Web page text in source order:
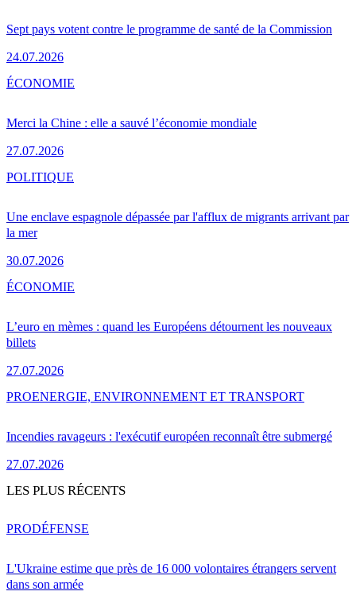
Sept pays votent contre le programme de santé de la Commission
24.07.2026
Merci la Chine : elle a sauvé l’économie mondiale
27.07.2026
ÉCONOMIE
Une enclave espagnole dépassée par l'afflux de migrants arrivant par
la mer
30.07.2026
POLITIQUE
L’euro en mèmes : quand les Européens détournent les nouveaux
billets
27.07.2026
ÉCONOMIE
Incendies ravageurs : l'exécutif européen reconnaît être submergé
27.07.2026
PROENERGIE, ENVIRONNEMENT ET TRANSPORT
LES PLUS RÉCENTS
L'Ukraine estime que près de 16 000 volontaires étrangers servent
dans son armée
PRODÉFENSE